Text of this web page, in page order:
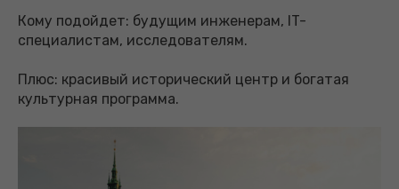
Кому подойдет: будущим инженерам, IT-
специалистам, исследователям.
Плюс: красивый исторический центр и богатая
культурная программа.